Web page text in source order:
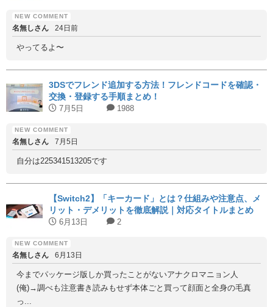
名無しさん 24日前
やってるよ〜
3DSでフレンド追加する方法！フレンドコードを確認・
交換・登録する手順まとめ！
7月5日 1988
名無しさん 7月5日
自分は225341513205です
【Switch2】「キーカード」とは？仕組みや注意点、メ
リット・デメリットを徹底解説｜対応タイトルまとめ
6月13日 2
名無しさん 6月13日
今までパッケージ版しか買ったことがないアナクロマニョン人
(俺)→調べも注意書き読みもせず本体ごと買って顔面と全身の毛真
っ...